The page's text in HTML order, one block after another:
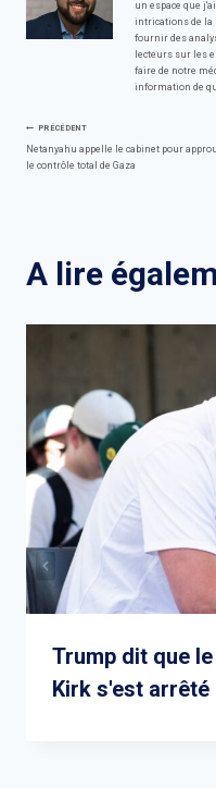
un espace que
intrications de la
fournir des
lecteurs sur les
faire de notre
information de
Navigation
PRÉCÉDENT
Netanyahu appelle le cabinet pour
le contrôle total de Gaza
A lire
Trump dit que
Kirk s'est arrêté